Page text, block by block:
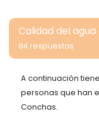
Calidad del
84 respuestas
A continuación
personas que han
Conchas.